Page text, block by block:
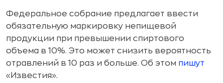
Федеральное собрание предлагает ввести
обязательную маркировку непищевой
продукции при превышении спиртового
объема в 10%. Это может снизить вероятность
отравлений в 10 раз и больше. Об этом пишут
«Известия».